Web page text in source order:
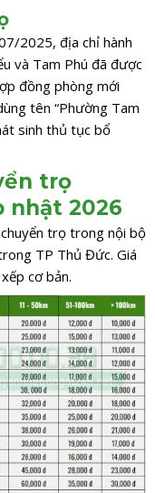
2025, địa chỉ hành
và Tam Phú đã được
đồng phòng mới
tên “Phường Tam
sinh thủ tục bổ
trọ
nhật 2026
trọ trong nội bộ
TP Thủ Đức. Giá
cơ bản.